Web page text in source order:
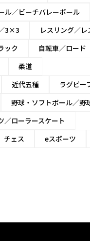
ル／ビーチバレーボール
3×3
レスリング／
ック
自転車／ロード
柔道
近代五種
ラグビー
野球・ソフトボール／野
／ローラースケート
チェス eスポーツ